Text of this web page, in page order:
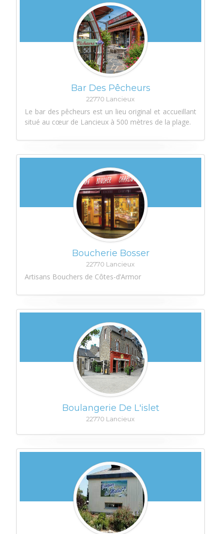
Bar Des Pêcheurs
22770 Lancieux
Le bar des pêcheurs est un lieu original et accueillant
situé au cœur de Lancieux à 500 mètres de la plage.
Boucherie Bosser
22770 Lancieux
Artisans Bouchers de Côtes-d’Armor
Boulangerie De L'islet
22770 Lancieux